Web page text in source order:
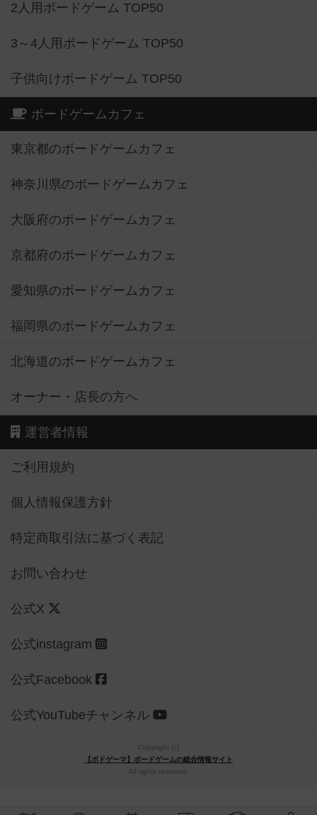
2人用ボードゲーム TOP50
3～4人用ボードゲーム TOP50
子供向けボードゲーム TOP50
ボードゲームカフェ
東京都のボードゲームカフェ
神奈川県のボードゲームカフェ
大阪府のボードゲームカフェ
京都府のボードゲームカフェ
愛知県のボードゲームカフェ
福岡県のボードゲームカフェ
北海道のボードゲームカフェ
オーナー・店長の方へ
運営者情報
ご利用規約
個人情報保護方針
特定商取引法に基づく表記
お問い合わせ
公式X
公式instagram
公式Facebook
公式YouTubeチャンネル
Copyright (c)
【ボドゲーマ】ボードゲームの総合情報サイト
All rights reserved.